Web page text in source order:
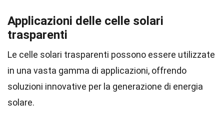
Applicazioni delle celle solari
trasparenti
Le celle solari trasparenti possono essere utilizzate
in una vasta gamma di applicazioni, offrendo
soluzioni innovative per la generazione di energia
solare.